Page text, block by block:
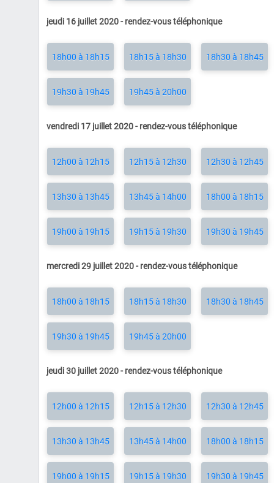
jeudi 16 juillet 2020 - rendez-vous téléphonique
18h00 à 18h15 18h15 à 18h30 18h30 à 18h45
19h30 à 19h45 19h45 à 20h00
vendredi 17 juillet 2020 - rendez-vous téléphonique
12h00 à 12h15 12h15 à 12h30 12h30 à 12h45
13h30 à 13h45 13h45 à 14h00 18h00 à 18h15
19h00 à 19h15 19h15 à 19h30 19h30 à 19h45
mercredi 29 juillet 2020 - rendez-vous téléphonique
18h00 à 18h15 18h15 à 18h30 18h30 à 18h45
19h30 à 19h45 19h45 à 20h00
jeudi 30 juillet 2020 - rendez-vous téléphonique
12h00 à 12h15 12h15 à 12h30 12h30 à 12h45
13h30 à 13h45 13h45 à 14h00 18h00 à 18h15
19h00 à 19h15 19h15 à 19h30 19h30 à 19h45